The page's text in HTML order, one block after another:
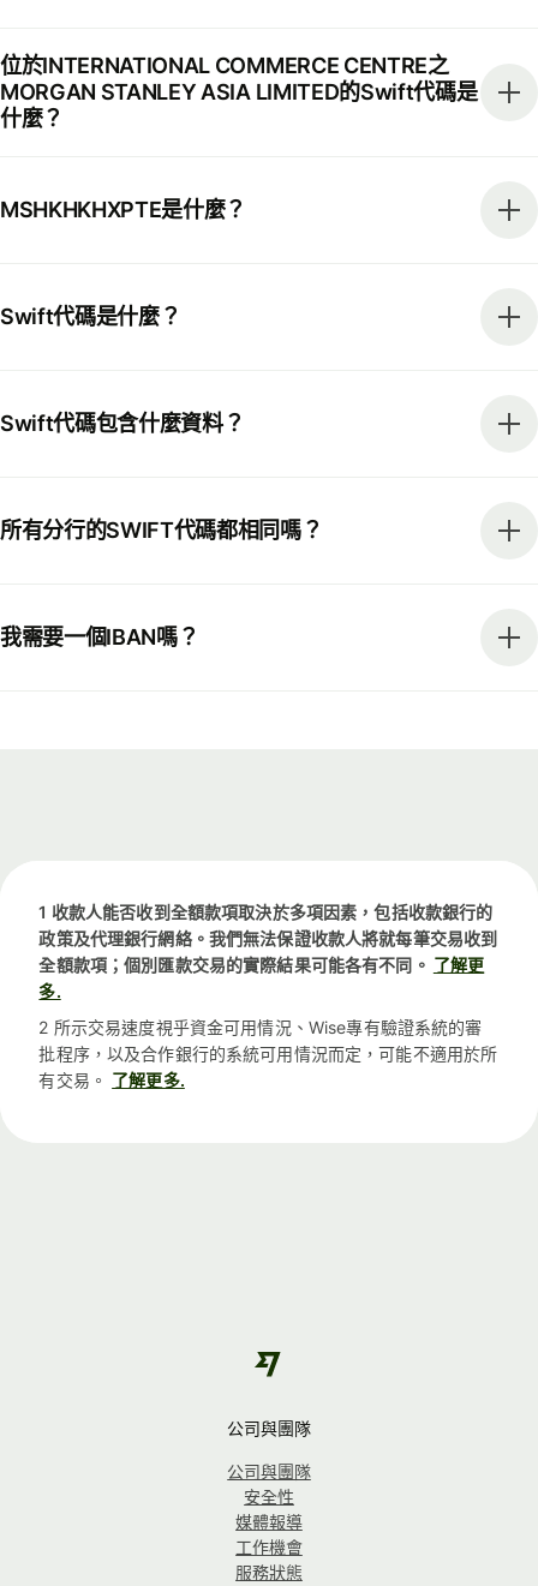
位於INTERNATIONAL COMMERCE CENTRE之
MORGAN STANLEY ASIA LIMITED的Swift代碼是
什麼？
MSHKHKHXPTE是什麼？
Swift代碼是什麼？
Swift代碼包含什麼資料？
所有分行的SWIFT代碼都相同嗎？
我需要一個IBAN嗎？
1 收款人能否收到全額款項取決於多項因素，包括收款銀行的
政策及代理銀行網絡。我們無法保證收款人將就每筆交易收到
全額款項；個別匯款交易的實際結果可能各有不同。 了解更
多.
2 所示交易速度視乎資金可用情況、Wise專有驗證系統的審
批程序，以及合作銀行的系統可用情況而定，可能不適用於所
有交易。 了解更多.
公司與團隊
公司與團隊
安全性
媒體報導
工作機會
服務狀態